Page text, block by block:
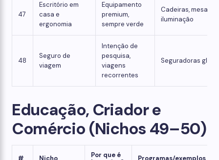
47
Escritório em
casa e
ergonomia
Equipamento
premium,
sempre verde
Cadeiras, mesas,
iluminação
48
Seguro de
viagem
Intenção de
pesquisa,
viagens
recorrentes
Seguradoras
Educação, Criador e
Comércio (Nichos 49–50)
# Nicho
Por que é
Programas/exemplos